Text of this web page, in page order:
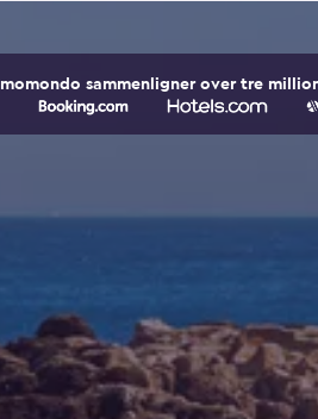
momondo sammenligner over tre